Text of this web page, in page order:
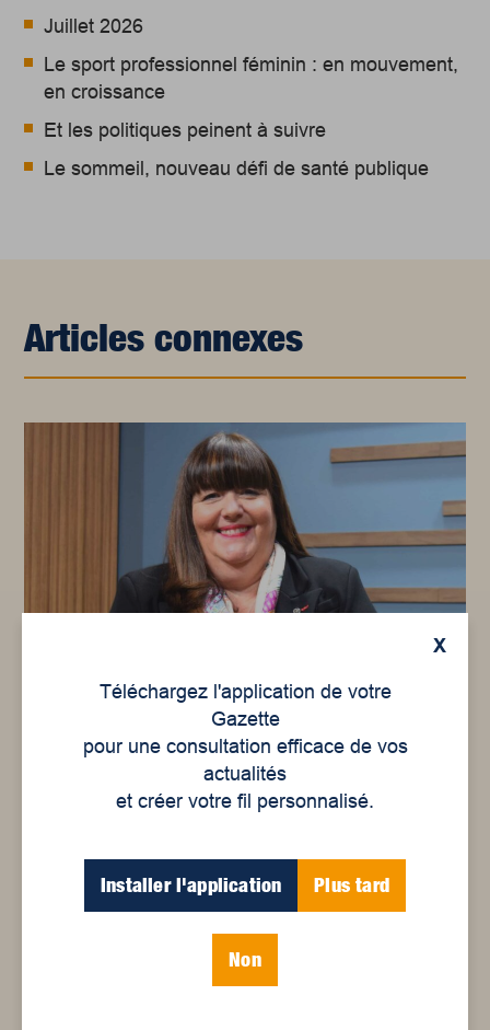
Juillet 2026
Le sport professionnel féminin : en mouvement,
en croissance
Et les politiques peinent à suivre
Le sommeil, nouveau défi de santé publique
Articles connexes
Me Louise Cordeau
X
Téléchargez l'application de votre
Gazette
pour une consultation efficace de vos
actualités
et créer votre fil personnalisé.
Installer l'application Plus tard
Non